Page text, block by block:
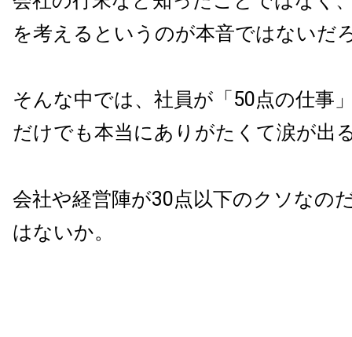
を考えるというのが本音ではないだ
そんな中では、社員が「50点の仕事
だけでも本当にありがたくて涙が出
会社や経営陣が30点以下のクソなの
はないか。